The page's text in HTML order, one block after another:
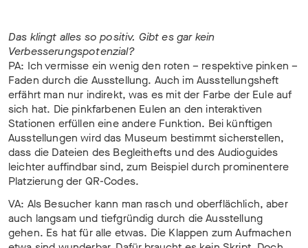
Das klingt alles so positiv. Gibt es gar kein
Verbesserungspotenzial?
PA: Ich vermisse ein wenig den roten – respektive pinken –
Faden durch die Ausstellung. Auch im Ausstellungsheft
erfährt man nur indirekt, was es mit der Farbe der Eule auf
sich hat. Die pinkfarbenen Eulen an den interaktiven
Stationen erfüllen eine andere Funktion. Bei künftigen
Ausstellungen wird das Museum bestimmt sicherstellen,
dass die Dateien des Begleithefts und des Audioguides
leichter auffindbar sind, zum Beispiel durch prominentere
Platzierung der QR-Codes.
VA: Als Besucher kann man rasch und oberflächlich, aber
auch langsam und tiefgründig durch die Ausstellung
gehen. Es hat für alle etwas. Die Klappen zum Aufmachen